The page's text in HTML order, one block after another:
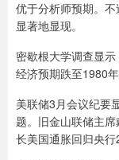
优于分析师预期。
显著地显现。
密歇根大学调查显
经济预期跌至1980
美联储3月会议纪要
题。旧金山联储主
长美国通胀回归央行